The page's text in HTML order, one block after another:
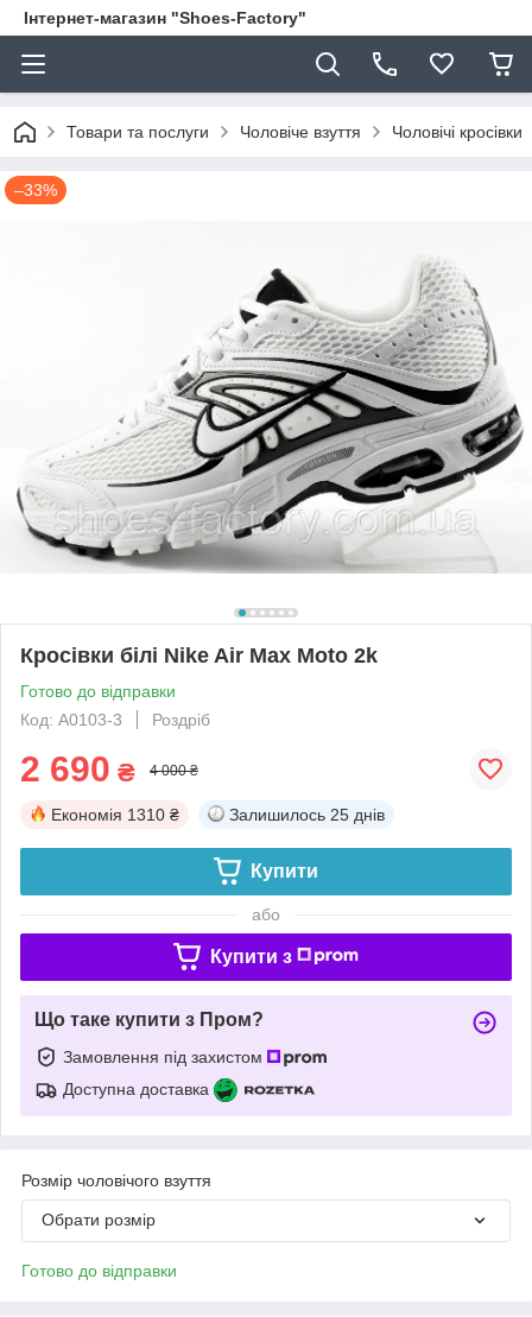
Інтернет-магазин "Shoes-Factory"
Товари та послуги Чоловіче взуття Чоловічі кросівки
–33%
Кросівки білі Nike Air Max Moto 2k
Готово до відправки
Код: A0103-3
Роздріб
2 690 ₴ 4 000 ₴
Економія 1310 ₴ Залишилось 25 днів
Купити
або
Купити з
Що таке купити з Пром?
Замовлення під захистом
Доступна доставка
Розмір чоловічого взуття
Обрати розмір
Готово до відправки